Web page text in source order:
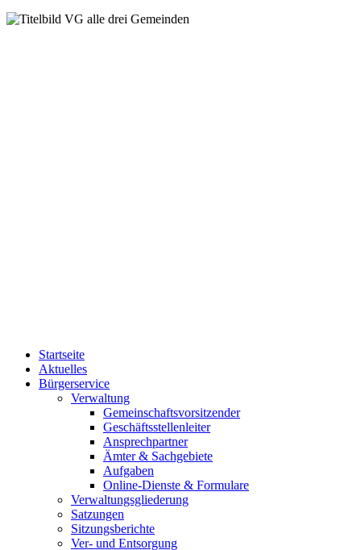
Startseite
Aktuelles
Bürgerservice
Verwaltung
Gemeinschaftsvorsitzender
Geschäftsstellenleiter
Ansprechpartner
Ämter & Sachgebiete
Aufgaben
Online-Dienste & Formulare
Verwaltungsgliederung
Satzungen
Sitzungsberichte
Ver- und Entsorgung